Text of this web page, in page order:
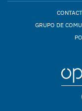
GRUPO DE